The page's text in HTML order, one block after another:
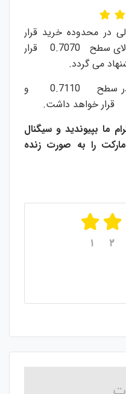
در محدوده خرید قرار
داریم و تا زمانی که قیمت در بالای سطح 0.7070 قرار
می گردد.
حد سود پوزیشن های خرید در سطح 0.7110 و
ما بپیوندید و سیگنال
را به صورت زنده
۱ ۲